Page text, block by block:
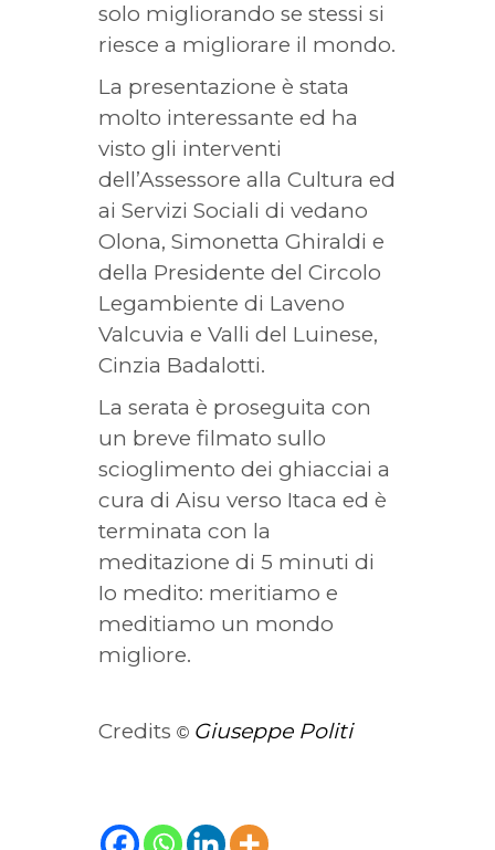
solo migliorando se stessi si
riesce a migliorare il mondo.
La presentazione è stata
molto interessante ed ha
visto gli interventi
dell’Assessore alla Cultura ed
ai Servizi Sociali di vedano
Olona, Simonetta Ghiraldi e
della Presidente del Circolo
Legambiente di Laveno
Valcuvia e Valli del Luinese,
Cinzia Badalotti.
La serata è proseguita con
un breve filmato sullo
scioglimento dei ghiacciai a
cura di Aisu verso Itaca ed è
terminata con la
meditazione di 5 minuti di
Io medito: meritiamo e
meditiamo un mondo
migliore.
Credits © Giuseppe Politi